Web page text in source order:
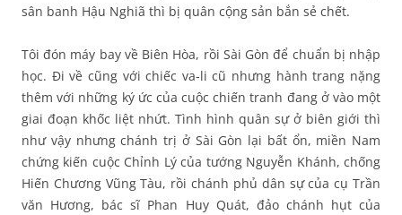
sân banh Hậu Nghiã thì bị quân cộng sản bắn sẻ chết.
Tôi đón máy bay về Biên Hòa, rồi Sài Gòn để chuẩn bị nhập
học. Đi về cũng với chiếc va-li cũ nhưng hành trang nặng
thêm với những ký ức của cuộc chiến tranh đang ở vào một
giai đoạn khốc liệt nhứt. Tình hình quân sự ở biên giới thì
như vậy nhưng chánh trị ở Sài Gòn lại bất ổn, miền Nam
chứng kiến cuộc Chỉnh Lý của tướng Nguyễn Khánh, chống
Hiến Chương Vũng Tàu, rồi chánh phủ dân sự của cụ Trần
văn Hương, bác sĩ Phan Huy Quát, đảo chánh hụt của